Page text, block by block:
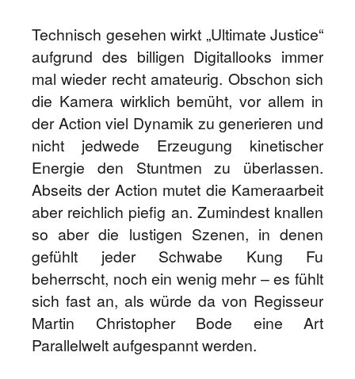
Technisch gesehen wirkt „Ultimate Justice“
aufgrund des billigen Digitallooks immer
mal wieder recht amateurig. Obschon sich
die Kamera wirklich bemüht, vor allem in
der Action viel Dynamik zu generieren und
nicht jedwede Erzeugung kinetischer
Energie den Stuntmen zu überlassen.
Abseits der Action mutet die Kameraarbeit
aber reichlich piefig an. Zumindest knallen
so aber die lustigen Szenen, in denen
gefühlt jeder Schwabe Kung Fu
beherrscht, noch ein wenig mehr – es fühlt
sich fast an, als würde da von Regisseur
Martin Christopher Bode eine Art
Parallelwelt aufgespannt werden.